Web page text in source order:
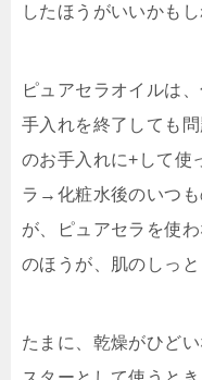
したほうがいいかもし
ピュアセラオイルは
手入れを終了しても
のお手入れに+して使
ラ→化粧水後のいつ
が、ピュアセラを使
のほうが、肌のしっ
たまに、乾燥がひど